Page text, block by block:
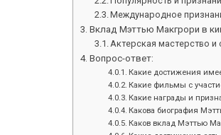
Международное
Вклад Мэттью Макгрори в
Актерская мастерство и
Вопрос-ответ:
Какие достижения
Какие фильмы с
Какие награды и
Какова биография
Каков вклад Мэттью